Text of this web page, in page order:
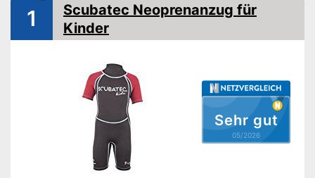
Sehr gut
05/2026
1
Scubatec Neoprenanzug für
Kinder